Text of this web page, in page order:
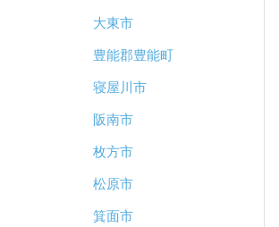
大東市
豊能郡豊能町
寝屋川市
阪南市
枚方市
松原市
箕面市